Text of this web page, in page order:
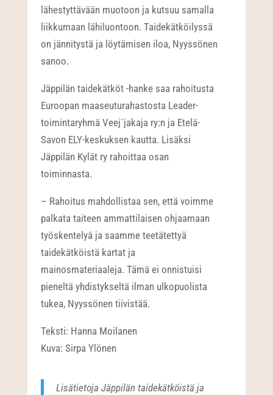
lähestyttävään muotoon ja kutsuu samalla
liikkumaan lähiluontoon. Taidekätköilyssä
on jännitystä ja löytämisen iloa, Nyyssönen
sanoo.
Jäppilän taidekätköt -hanke saa rahoitusta
Euroopan maaseuturahastosta Leader-
toimintaryhmä Veej´jakaja ry:n ja Etelä-
Savon ELY-keskuksen kautta. Lisäksi
Jäppilän Kylät ry rahoittaa osan
toiminnasta.
– Rahoitus mahdollistaa sen, että voimme
palkata taiteen ammattilaisen ohjaamaan
työskentelyä ja saamme teetätettyä
taidekätköistä kartat ja
mainosmateriaaleja. Tämä ei onnistuisi
pieneltä yhdistykseltä ilman ulkopuolista
tukea, Nyyssönen tiivistää.
Teksti: Hanna Moilanen
Kuva: Sirpa Ylönen
Lisätietoja Jäppilän taidekätköistä ja